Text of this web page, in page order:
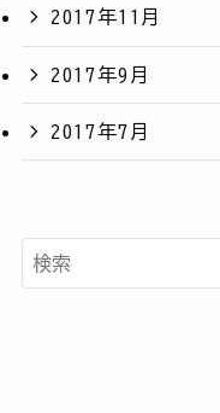
2017年11月
2017年9月
2017年7月